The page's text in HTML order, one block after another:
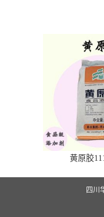
黄原胶
四川